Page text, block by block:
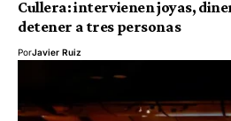
Cullera: intervienen joyas,
detener a tres personas
PorJavier Ruiz